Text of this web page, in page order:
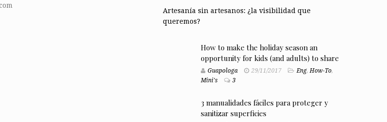
Artesanía sin artesanos: ¿la visibilidad que
queremos?
How to make the holiday season an
opportunity for kids (and adults) to share
Guapologa 29/11/2017 Eng,How-To,
Mini's
3
3 manualidades fáciles para proteger y
sanitizar superficies